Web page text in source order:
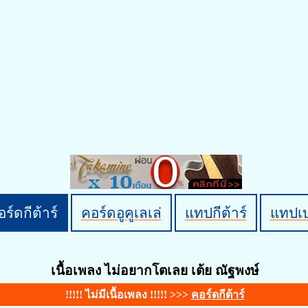
ร์ดกีต้าร์ คอร์ดอูคูเลเล่ แทปกีต้าร์ แทปเ
เนื้อเพลง ไม่อยากโตเลย เต้ย ณัฐพงษ์
!!!!! ไม่มีเนื้อเพลง !!!!! >>> คอร์ดกีต้าร์